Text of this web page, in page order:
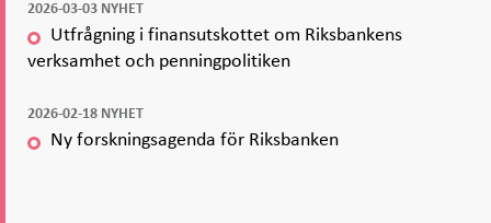
2026-03-03 NYHET
Utfrågning i finansutskottet om Riksbankens
verksamhet och penningpolitiken
2026-02-18 NYHET
Ny forskningsagenda för Riksbanken